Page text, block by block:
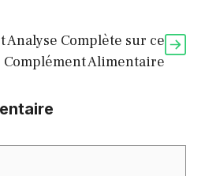
Analyse Complète sur ce
Complément Alimentaire